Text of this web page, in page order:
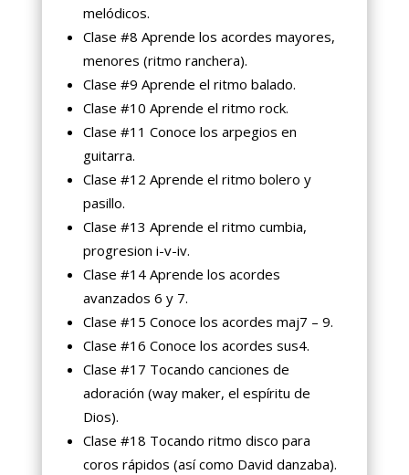
melódicos.
Clase #8 Aprende los acordes mayores,
menores (ritmo ranchera).
Clase #9 Aprende el ritmo balado.
Clase #10 Aprende el ritmo rock.
Clase #11 Conoce los arpegios en
guitarra.
Clase #12 Aprende el ritmo bolero y
pasillo.
Clase #13 Aprende el ritmo cumbia,
progresion i-v-iv.
Clase #14 Aprende los acordes
avanzados 6 y 7.
Clase #15 Conoce los acordes maj7 – 9.
Clase #16 Conoce los acordes sus4.
Clase #17 Tocando canciones de
adoración (way maker, el espíritu de
Dios).
Clase #18 Tocando ritmo disco para
coros rápidos (así como David danzaba).